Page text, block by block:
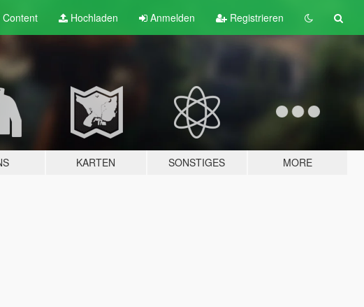
Content Hochladen Anmelden Registrieren
KARTEN SONSTIGES MORE